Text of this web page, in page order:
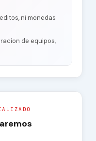
ni monedas
de equipos,